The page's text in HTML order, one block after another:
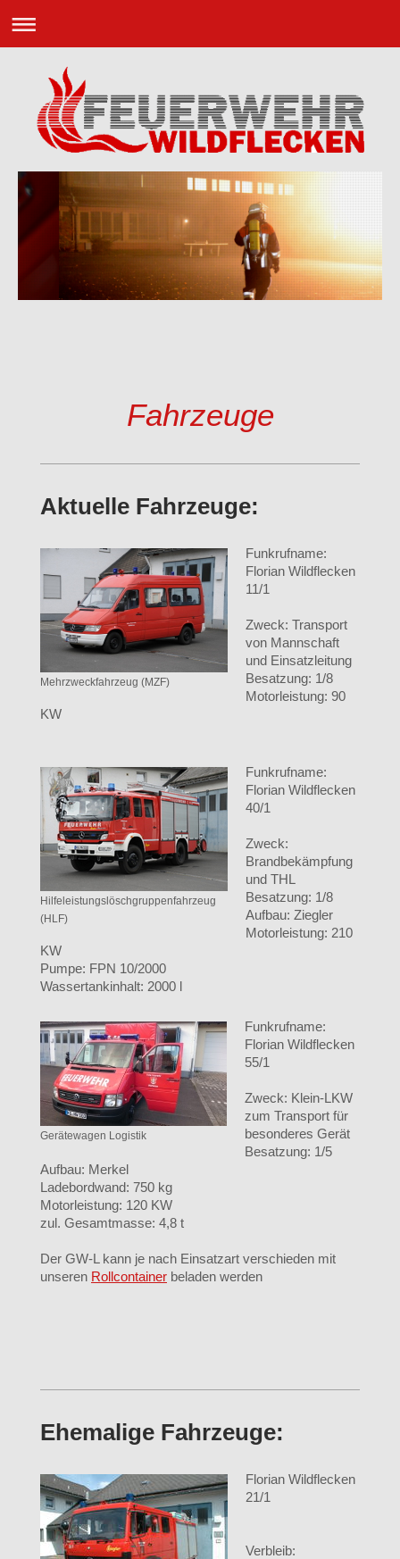
Fahrzeuge
Aktuelle Fahrzeuge:
Mehrzweckfahrzeug (MZF)
Funkrufname:
Florian Wildflecken
11/1
Zweck: Transport
von Mannschaft
und Einsatzleitung
Besatzung: 1/8
Motorleistung: 90
KW
Hilfeleistungslöschgruppenfahrzeug
(HLF)
Funkrufname:
Florian Wildflecken
40/1
Zweck:
Brandbekämpfung
und THL
Besatzung: 1/8
Aufbau: Ziegler
Motorleistung: 210
KW
Pumpe: FPN 10/2000
Wassertankinhalt: 2000 l
Gerätewagen Logistik
Funkrufname:
Florian Wildflecken
55/1
Zweck: Klein-LKW
zum Transport für
besonderes Gerät
Besatzung: 1/5
Aufbau: Merkel
Ladebordwand: 750 kg
Motorleistung: 120 KW
zul. Gesamtmasse: 4,8 t
Der GW-L kann je nach Einsatzart verschieden mit
unseren Rollcontainer beladen werden
Ehemalige Fahrzeuge:
Florian Wildflecken
21/1
Verbleib: